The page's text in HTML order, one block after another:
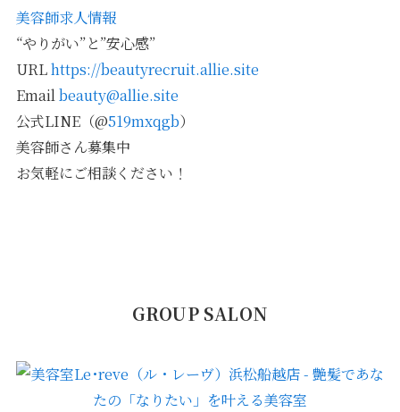
美容師求人情報
“やりがい”と”安心感”
URLhttps://beautyrecruit.allie.site
Emailbeauty@allie.site
公式LINE（@519mxqgb）
美容師さん募集中
お気軽にご相談ください！
GROUP SALON